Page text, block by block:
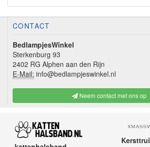
CONTACT
BedlampjesWinkel
Sterkenburg 93
2402 RG Alphen aan den Rijn
E-Mail: info@bedlampjeswinkel.nl
Neem contact met ons op
Kersttrui